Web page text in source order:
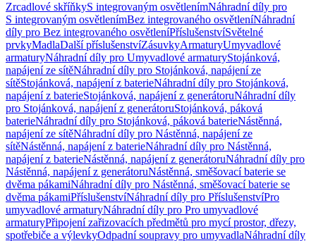
Zrcadlové skříňkyS integrovaným osvětlenímNáhradní díly pro
S integrovaným osvětlenímBez integrovaného osvětleníNáhradní
díly pro Bez integrovaného osvětleníPříslušenstvíSvětelné
prvkyMadlaDalší příslušenstvíZásuvkyArmaturyUmyvadlové
armaturyNáhradní díly pro Umyvadlové armaturyStojánková,
napájení ze sítěNáhradní díly pro Stojánková, napájení ze
sítěStojánková, napájení z baterieNáhradní díly pro Stojánková,
napájení z baterieStojánková, napájení z generátoruNáhradní díly
pro Stojánková, napájení z generátoruStojánková, páková
baterieNáhradní díly pro Stojánková, páková baterieNástěnná,
napájení ze sítěNáhradní díly pro Nástěnná, napájení ze
sítěNástěnná, napájení z baterieNáhradní díly pro Nástěnná,
napájení z baterieNástěnná, napájení z generátoruNáhradní díly pro
Nástěnná, napájení z generátoruNástěnná, směšovací baterie se
dvěma pákamiNáhradní díly pro Nástěnná, směšovací baterie se
dvěma pákamiPříslušenstvíNáhradní díly pro PříslušenstvíPro
umyvadlové armaturyNáhradní díly pro Pro umyvadlové
armaturyPřipojení zařizovacích předmětů pro mycí prostor, dřezy,
spotřebiče a výlevkyOdpadní soupravy pro umyvadlaNáhradní díly